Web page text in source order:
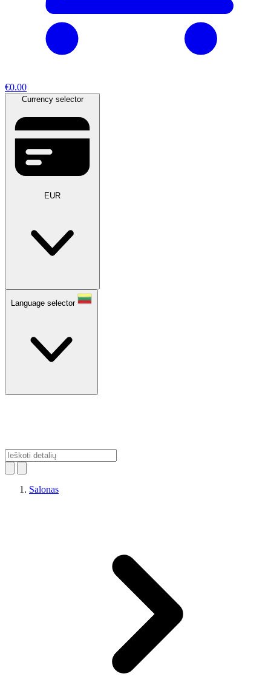
€0.00
Currency selector
EUR
Language selector
Salonas